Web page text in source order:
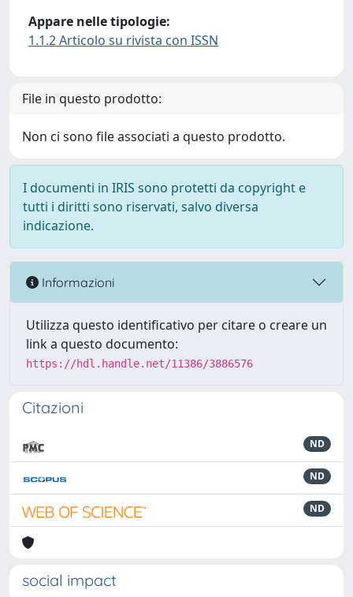
Appare nelle tipologie:
1.1.2 Articolo su rivista con ISSN
File in questo prodotto:
Non ci sono file associati a questo prodotto.
I documenti in IRIS sono protetti da copyright e
tutti i diritti sono riservati, salvo diversa
indicazione.
Informazioni
Utilizza questo identificativo per citare o creare un
link a questo documento:
https://hdl.handle.net/11386/3886576
Citazioni
ND
ND
ND
social impact